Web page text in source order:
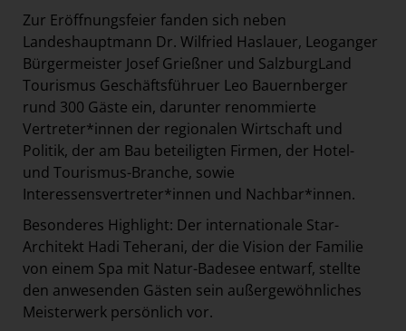
Zur Eröffnungsfeier fanden sich neben
Landeshauptmann Dr. Wilfried Haslauer, Leoganger
Bürgermeister Josef Grießner und SalzburgLand
Tourismus Geschäftsführuer Leo Bauernberger
rund 300 Gäste ein, darunter renommierte
Vertreter*innen der regionalen Wirtschaft und
Politik, der am Bau beteiligten Firmen, der Hotel-
und Tourismus-Branche, sowie
Interessensvertreter*innen und Nachbar*innen.
Besonderes Highlight: Der internationale Star-
Architekt Hadi Teherani, der die Vision der Familie
von einem Spa mit Natur-Badesee entwarf, stellte
den anwesenden Gästen sein außergewöhnliches
Meisterwerk persönlich vor.